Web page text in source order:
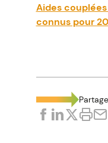
Aides
connus pour